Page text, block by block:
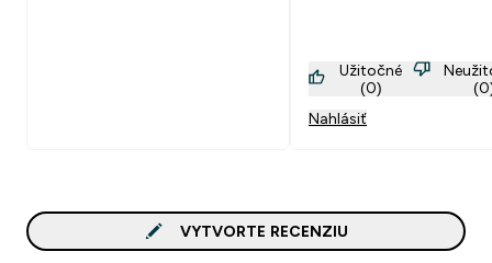
Užitočné
(0)
Nahlásiť
VYTVORTE RECENZIU